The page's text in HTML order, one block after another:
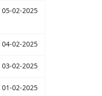
05-02-2025
04-02-2025
03-02-2025
01-02-2025